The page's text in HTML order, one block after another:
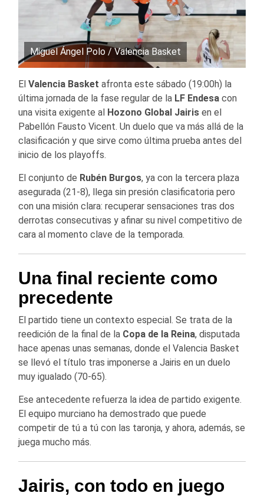
Miguel Ángel Polo / Valencia Basket
El Valencia Basket afronta este sábado (19:00h) la
última jornada de la fase regular de la LF Endesa con
una visita exigente al Hozono Global Jairis en el
Pabellón Fausto Vicent. Un duelo que va más allá de la
clasificación y que sirve como última prueba antes del
inicio de los playoffs.
El conjunto de Rubén Burgos, ya con la tercera plaza
asegurada (21-8), llega sin presión clasificatoria pero
con una misión clara: recuperar sensaciones tras dos
derrotas consecutivas y afinar su nivel competitivo de
cara al momento clave de la temporada.
Una final reciente como
precedente
El partido tiene un contexto especial. Se trata de la
reedición de la final de la Copa de la Reina, disputada
hace apenas unas semanas, donde el Valencia Basket
se llevó el título tras imponerse a Jairis en un duelo
muy igualado (70-65).
Ese antecedente refuerza la idea de partido exigente.
El equipo murciano ha demostrado que puede
competir de tú a tú con las taronja, y ahora, además, se
juega mucho más.
Jairis, con todo en juego